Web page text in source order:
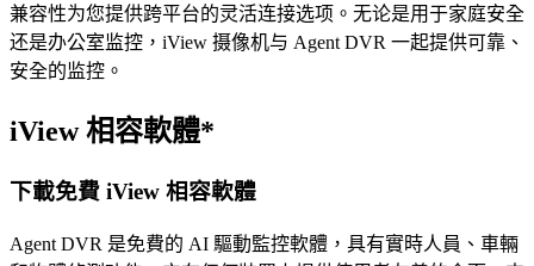
兼容性为您提供跨平台的灵活连接选项。无论是用于家庭安全
还是办公室监控，iView 摄像机与 Agent DVR 一起提供可靠、
安全的监控。
iView 相容軟體*
下載免費 iView 相容軟體
Agent DVR 是免費的 AI 驅動監控軟體，具有實時人員、車輛